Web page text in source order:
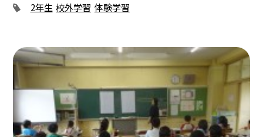
2年生 校外学習 体験学習